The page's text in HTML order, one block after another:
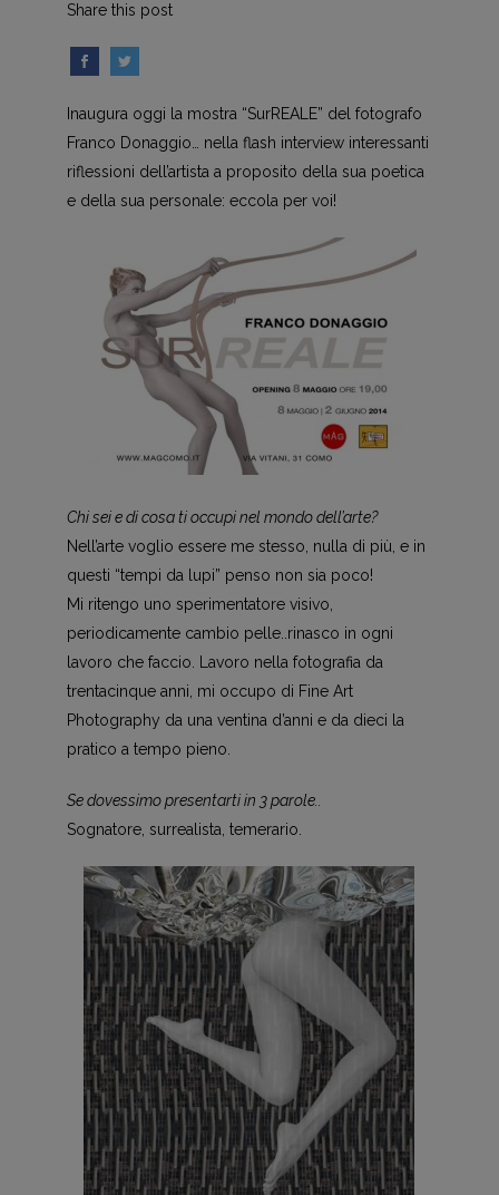
Share this post
Inaugura oggi la mostra “SurREALE” del fotografo
Franco Donaggio… nella flash interview interessanti
riflessioni dell’artista a proposito della sua poetica
e della sua personale: eccola per voi!
Chi sei e di cosa ti occupi nel mondo dell’arte?
Nell’arte voglio essere me stesso, nulla di più, e in
questi “tempi da lupi” penso non sia poco!
Mi ritengo uno sperimentatore visivo,
periodicamente cambio pelle..rinasco in ogni
lavoro che faccio. Lavoro nella fotografia da
trentacinque anni, mi occupo di Fine Art
Photography da una ventina d’anni e da dieci la
pratico a tempo pieno.
Se dovessimo presentarti in 3 parole..
Sognatore, surrealista, temerario.